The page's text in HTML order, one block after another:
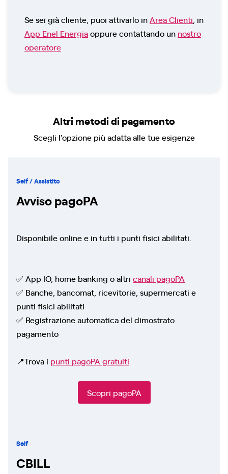
Se sei già cliente, puoi attivarlo inArea Clienti , in
App Enel Energiaoppure contattando un nostro
operatore
Altri metodi di pagamento
Scegli l'opzione più adatta alle tue esigenze
Self / Assistito
Avviso pagoPA
Disponibile online e in tutti i punti fisici abilitati.
✅ App IO, home banking o altri canali pagoPA
✅ Banche, bancomat, ricevitorie, supermercati e
punti fisici abilitati
✅ Registrazione automatica del dimostrato
pagamento
📍Trova i punti pagoPA gratuiti
Scopri pagoPA
Self
CBILL